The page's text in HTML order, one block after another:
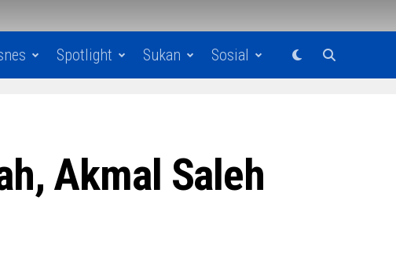
Spotlight Sukan Sosial
Akmal Saleh